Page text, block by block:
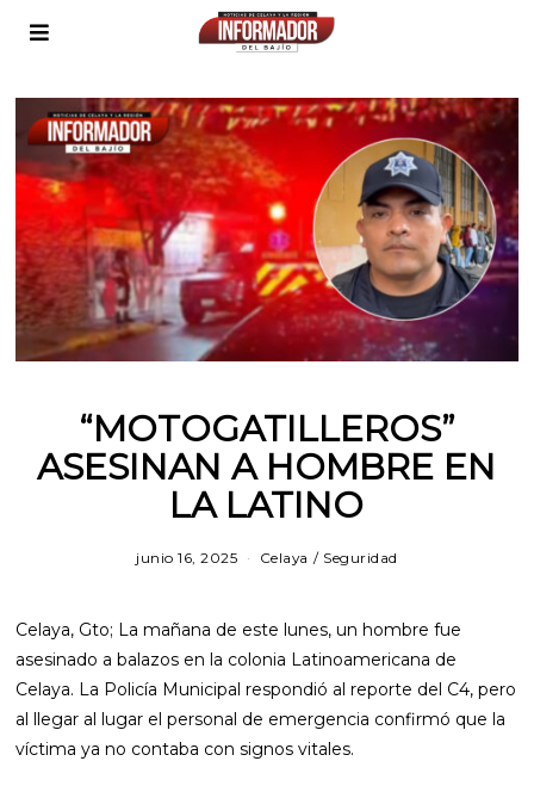
“MOTOGATILLEROS”
ASESINAN A HOMBRE EN
LA LATINO
junio 16, 2025
o
1
0
2
Celaya / Seguridad
Celaya, Gto; La mañana de este lunes, un hombre fue
asesinado a balazos en la colonia Latinoamericana de
Celaya. La Policía Municipal respondió al reporte del C4, pero
al llegar al lugar el personal de emergencia confirmó que la
víctima ya no contaba con signos vitales.